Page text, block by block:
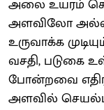
அலை உயரம்
அளவிலோ
உருவாக்க
வசதி, படுகை
போன்றவை
அளவில்